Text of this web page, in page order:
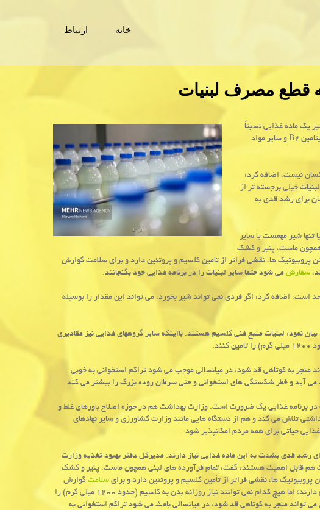
خانه ارتباط
قطع مصرف لبنیات
یک ماده غذایی نسبتاً
کامل است و مقدار زیادی از نیاز بدن به کلسیم، ویتامین هایی مانند ویتامین B۲ و سایر مواد
نیست، اضافه کرد:
خیلی برجسته تر از
برای رشد قدی به
تنها شیر مهمست یا سایر
همچون ماست، پنیر و کشک
پروبیوتیک ها، نقشی فراتر از تامین کلسیم و پروتئین دارد و برای سلامت گوارش
سفارش می شود حتما سایر لبنیات را در برنامه غذایی خود بگنجانند.
است، اضافه کرد: اگر فردی نمی تواند شیر بخورد، می تواند این مقدار را بوسیله
نمود: لبنیات منبع غنی کلسیم هستند. بااینکه سایر گروههای غذایی نیز مقادیری
منجر به کوتاهی قد شود، در میانسالی موجب می شود تراکم استخوانی به خوبی
می آید و خطر شکستگی های استخوانی و حتی سرطان روده بزرگ را بیشتر می کند.
در برنامه غذایی یک ضرورت است. وزارت بهداشت هم در حوزه اصلاح باورهای غلط و
تلاش می کند و هم از دستگاه هایی مانند وزارت کشاورزی و سایر نهادهای
حیاتی برای همه مردم امکانپذیر شود.
رشد قدی بشدت به این ماده غذایی نیاز دارند. مدیرکل دفتر بهبود تغذیه وزارت
هم قابل اهمیت هستند، گفت: تمام فرآورده های لبنی همچون ماست، پنیر و کشک
ها، نقشی فراتر از تأمین کلسیم و پروتئین دارد و برای سلامت گوارش
خیلی مفید می باشد. بااینکه سایر گروه های غذایی هم مقادیری کلسیم دارند؛ اما هیچ کدام نمی توانند نیاز روزانه بدن به کلسیم (حدود ۱۲۰۰ میلی گرم) را
تواند منجر به کوتاهی قد شود، در میانسالی باعث می شود تراکم استخوانی به